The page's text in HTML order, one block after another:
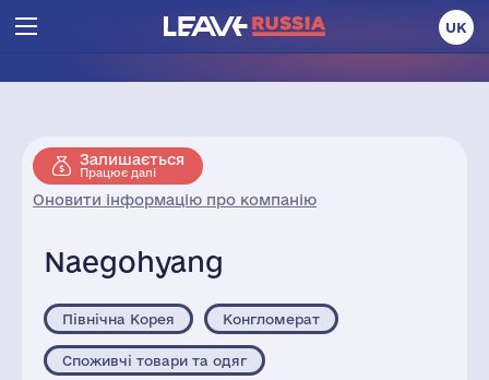
UK
Залишається
Працює далі
Оновити інформацію про компанію
Naegohyang
Північна Корея Конгломерат
Споживчі товари та одяг